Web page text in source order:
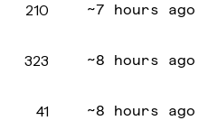
210 ~7 hours ago
323 ~8 hours ago
41 ~8 hours ago